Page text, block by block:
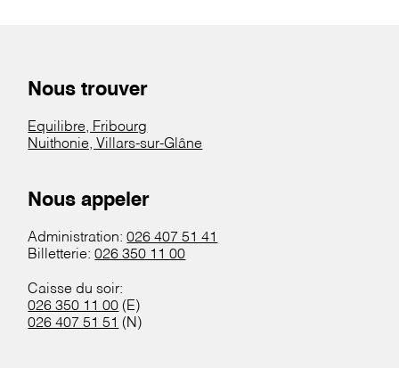
Nous trouver
Equilibre, Fribourg
Nuithonie, Villars-sur-Glâne
Nous appeler
Administration:026 407 51 41
Billetterie:026 350 11 00
Caisse du soir:
026 350 11 00 (E)
026 407 51 51 (N)